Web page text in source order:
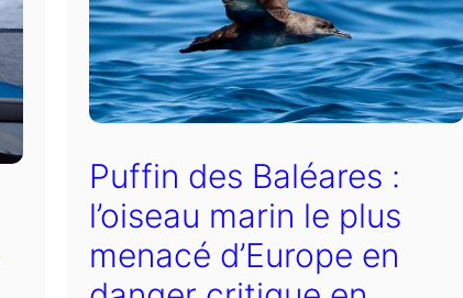
Puffin des Baléares :
l’oiseau marin le plus
menacé d’Europe en